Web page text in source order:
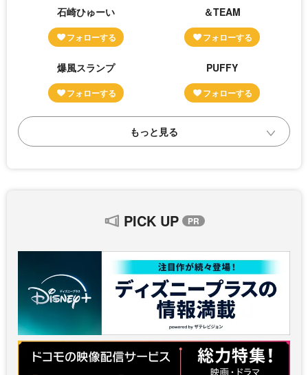
石崎ひゅーい ＆TEAM
爆風スランプ PUFFY
PICK UP